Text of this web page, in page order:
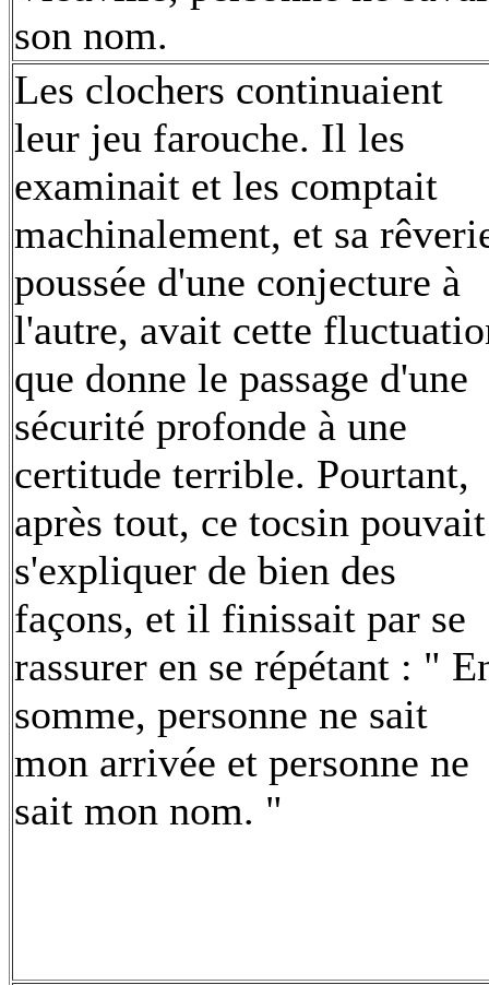
son nom.
Les clochers continuaient
leur jeu farouche. Il les
examinait et les comptait
machinalement, et sa
poussée d'une conjecture à
l'autre, avait cette
que donne le passage d'une
sécurité profonde à une
certitude terrible. Pourtant,
après tout, ce tocsin pouvait
s'expliquer de bien des
façons, et il finissait par se
rassurer en se répétant : "
somme, personne ne sait
mon arrivée et personne ne
sait mon nom. "